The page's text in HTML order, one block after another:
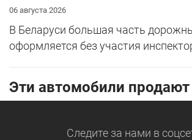
06 августа 2026
В Беларуси большая часть
оформляется без участия
Эти автомобили продают
Следите за нами в